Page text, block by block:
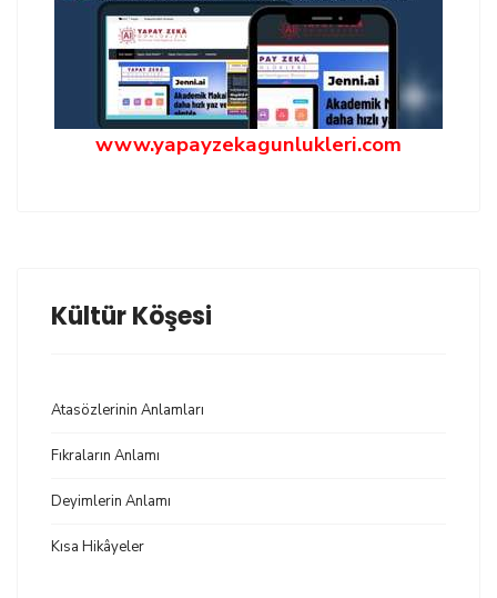
www.yapayzekagunlukleri.com
Kültür Köşesi
Atasözlerinin Anlamları
Fıkraların Anlamı
Deyimlerin Anlamı
Kısa Hikâyeler